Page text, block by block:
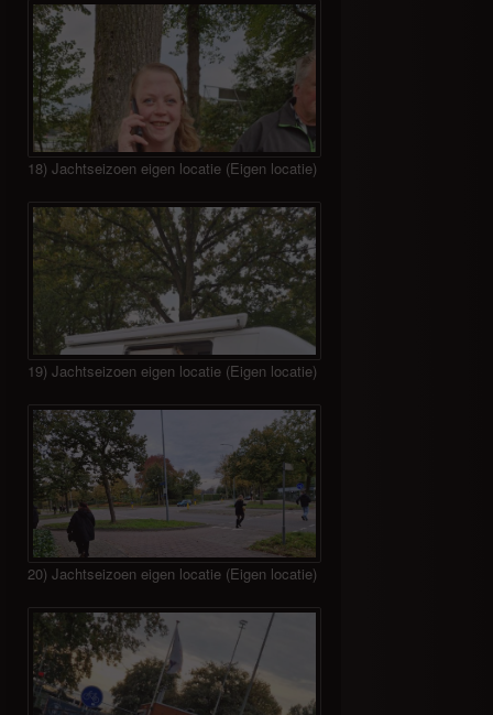
18) Jachtseizoen eigen locatie (Eigen locatie)
19) Jachtseizoen eigen locatie (Eigen locatie)
20) Jachtseizoen eigen locatie (Eigen locatie)